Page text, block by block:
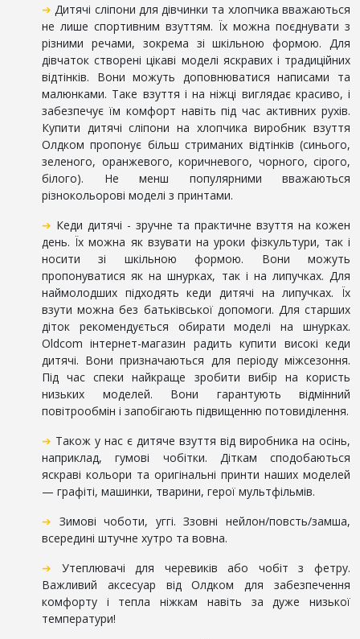
➔ Дитячі сліпони для дівчинки та хлопчика вважаються
не лише спортивним взуттям. Їх можна поєднувати з
різними речами, зокрема зі шкільною формою. Для
дівчаток створені цікаві моделі яскравих і традиційних
відтінків. Вони можуть доповнюватися написами та
малюнками. Таке взуття і на ніжці виглядає красиво, і
забезпечує їм комфорт навіть під час активних рухів.
Купити дитячі сліпони на хлопчика виробник взуття
Олдком пропонує більш стриманих відтінків (синього,
зеленого, оранжевого, коричневого, чорного, сірого,
білого). Не менш популярними вважаються
різнокольорові моделі з принтами.
➔ Кеди дитячі - зручне та практичне взуття на кожен
день. Їх можна як взувати на уроки фізкультури, так і
носити зі шкільною формою. Вони можуть
пропонуватися як на шнурках, так і на липучках. Для
наймолодших підходять кеди дитячі на липучках. Їх
взути можна без батьківської допомоги. Для старших
діток рекомендується обирати моделі на шнурках.
Oldcom інтернет-магазин радить купити високі кеди
дитячі. Вони призначаються для періоду міжсезоння.
Під час спеки найкраще зробити вибір на користь
низьких моделей. Вони гарантують відмінний
повітрообмін і запобігають підвищенню потовиділення.
➔ Також у нас є дитяче взуття від виробника на осінь,
наприклад, гумові чобітки. Діткам сподобаються
яскраві кольори та оригінальні принти наших моделей
— графіті, машинки, тварини, герої мультфільмів.
➔ Зимові чоботи, уггі. Ззовні нейлон/повсть/замша,
всередині штучне хутро та вовна.
➔ Утеплювачі для черевиків або чобіт з фетру.
Важливий аксесуар від Олдком для забезпечення
комфорту і тепла ніжкам навіть за дуже низької
температури!